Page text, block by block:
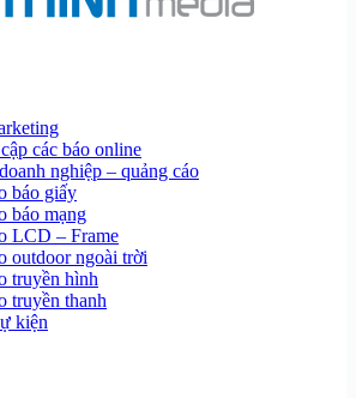
các báo online
nghiệp – quảng cáo
báo giấy
báo mạng
LCD – Frame
outdoor ngoài trời
truyền hình
truyền thanh
kiện